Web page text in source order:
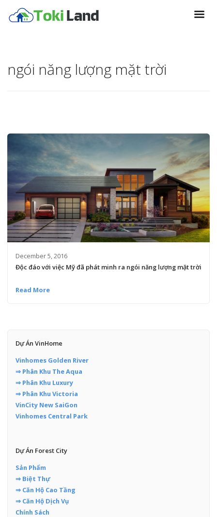
ngói năng lượng mặt trời
December 5, 2016
Độc đáo với việc Mỹ đã phát minh ra ngói năng lượng mặt trời
Read More
Dự Án VinHome
Vinhomes Golden River
⇒ Phân Khu The Aqua
⇒ Phân Khu Luxury
⇒ Phân Khu Victoria
VinCity New SaiGon
Vinhomes Central Park
Dự Án Forest City
Sản Phẩm
⇒ Biệt Thự
⇒ Căn Hộ Cao Tầng
⇒ Căn Hộ Dịch Vụ
Chính Sách